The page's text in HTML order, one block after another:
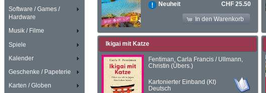
Software / Games /
Hardware
Musik / Filme
Spiele
Kalender
Geschenke / Papeterie
Karten / Globen
Neuheit
CHF 25.50
In den Warenkorb
Ikigai mit Katze
Fentiman, Carla Francis / Ullmann,
Christin (Übers.)
Kartonierter Einband (Kt)
Deutsch